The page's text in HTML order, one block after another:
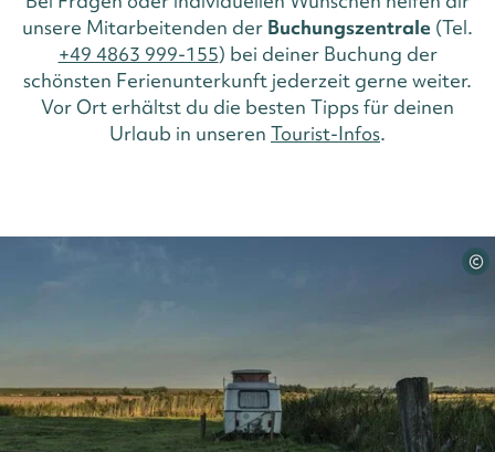
unsere Mitarbeitenden der Buchungszentrale (Tel.
+49 4863 999-155) bei deiner Buchung der
schönsten Ferienunterkunft jederzeit gerne weiter.
Vor Ort erhältst du die besten Tipps für deinen
Urlaub in unseren Tourist-Infos.
©